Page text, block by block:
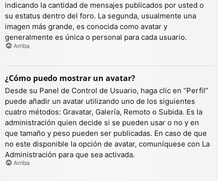
indicando la cantidad de mensajes publicados por usted o
su estatus dentro del foro. La segunda, usualmente una
imagen más grande, es conocida como avatar y
generalmente es única o personal para cada usuario.
Arriba
¿Cómo puedo mostrar un avatar?
Desde su Panel de Control de Usuario, haga clic en “Perfil”
puede añadir un avatar utilizando uno de los siguientes
cuatro métodos: Gravatar, Galería, Remoto o Subida. Es la
administración quien decide si se pueden usar o no y en
que tamaño y peso pueden ser publicadas. En caso de que
no este disponible la opción de avatar, comuníquese con La
Administración para que sea activada.
Arriba